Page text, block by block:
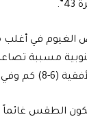
في أغلب
مسببة تصاعد
(3-5) كم”.
الطقس